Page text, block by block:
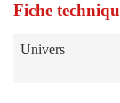
Fiche
Univers